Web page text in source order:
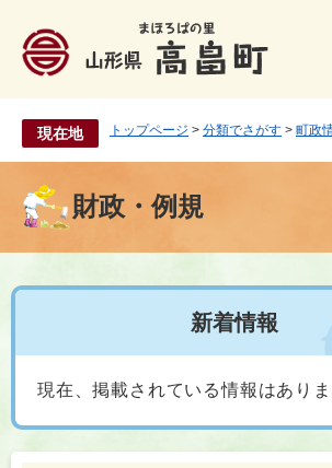
現在地 トップページ > 分類でさがす > 町政
財政・例規
文
新着情報
現在、掲載されている情報はありま